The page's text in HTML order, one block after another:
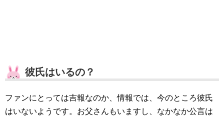
彼氏はいるの？
ファンにとっては吉報なのか、情報では、今のところ彼氏
はいないようです。お父さんもいますし、なかなか公言は